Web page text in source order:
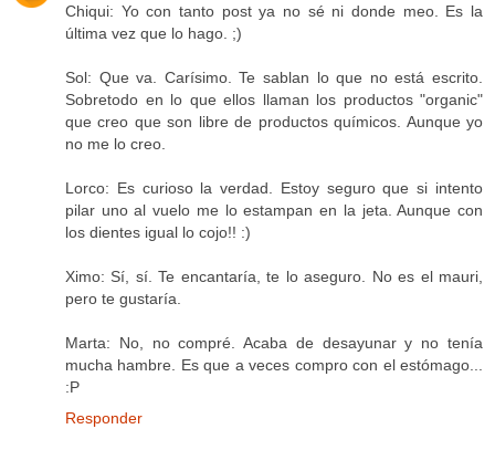
Chiqui: Yo con tanto post ya no sé ni donde meo. Es la
última vez que lo hago. ;)
Sol: Que va. Carísimo. Te sablan lo que no está escrito.
Sobretodo en lo que ellos llaman los productos "organic"
que creo que son libre de productos químicos. Aunque yo
no me lo creo.
Lorco: Es curioso la verdad. Estoy seguro que si intento
pilar uno al vuelo me lo estampan en la jeta. Aunque con
los dientes igual lo cojo!! :)
Ximo: Sí, sí. Te encantaría, te lo aseguro. No es el mauri,
pero te gustaría.
Marta: No, no compré. Acaba de desayunar y no tenía
mucha hambre. Es que a veces compro con el estómago...
:P
Responder